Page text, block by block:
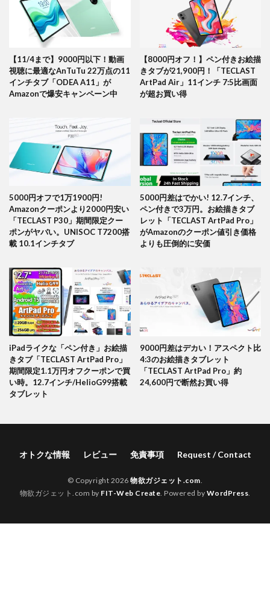
【11/4まで】9000円以下！動画
視聴に最適なAnTuTu 22万点の11
インチタブ「ODEA A11」が
Amazonで爆安キャンペーン中
【8000円オフ！】ペン付きお絵描
きタブが21,900円！「TECLAST
ArtPad Air」11インチ 7:5比画面
が超お買い得
5000円オフで1万1900円!
Amazonクーポンより2000円安い
「TECLAST P30」期間限定クー
ポンがヤバい。UNISOC T7200搭
載 10.1インチタブ
5000円差はでかい! 12.7インチ、
ペン付きで3万円。お絵描きタブ
レット「TECLAST ArtPad Pro」
がAmazonのクーポン値引き価格
よりも圧倒的に安価
iPadライクな「ペン付き」お絵描
きタブ「TECLAST ArtPad Pro」
期間限定1.1万円オフクーポンで買
い時。12.7インチ/HelioG99搭載
タブレット
9000円差はデカい！アスペクト比
4:3のお絵描きタブレット
「TECLAST ArtPad Pro」約
24,600円で断然お買い得
オトクな情報 レビュー 免責事項 Request / Contact
© Copyright 2026物欲ガジェット.com
物欲ガジェット.com by FIT-Web Create . Powered by WordPress